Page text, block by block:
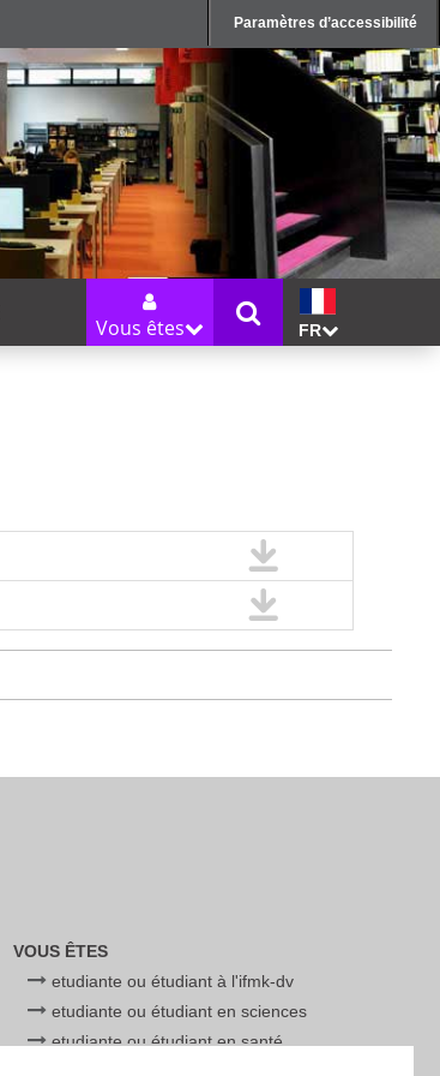
Paramètres d’accessibilité
Vous êtes FR
VOUS ÊTES
etudiante ou étudiant à l'ifmk-dv
etudiante ou étudiant en sciences
etudiante ou étudiant en santé